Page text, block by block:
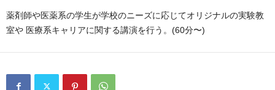
薬剤師や医薬系の学生が学校のニーズに応じてオリジナルの実験教
室や 医療系キャリアに関する講演を行う。(60分〜)